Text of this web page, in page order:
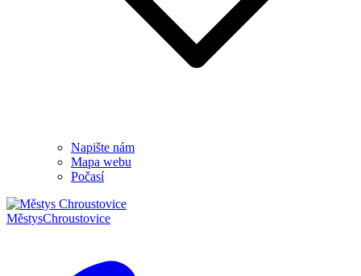
Napište nám
Mapa webu
Počasí
MěstysChroustovice